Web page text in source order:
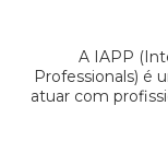
A IAPP
Professionals) é
atuar com